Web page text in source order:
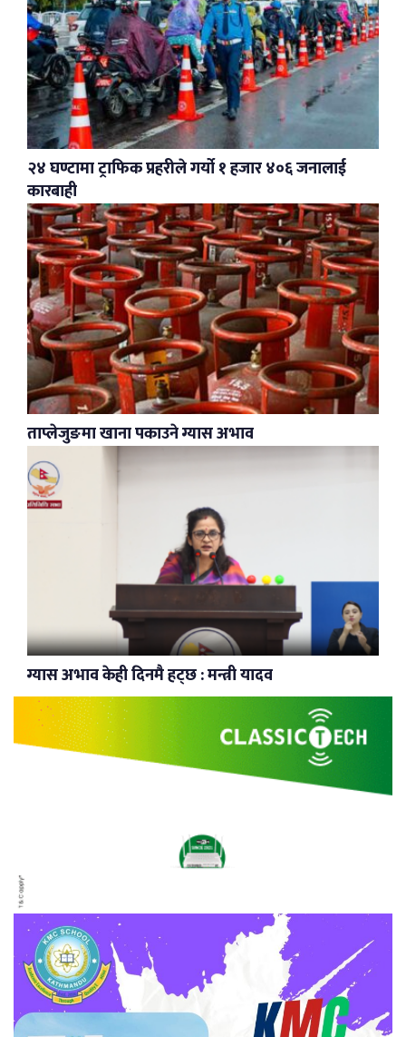
२४ घण्टामा ट्राफिक प्रहरीले गर्यो १ हजार ४०६ जनालाई
कारबाही
ताप्लेजुङमा खाना पकाउने ग्यास अभाव
ग्यास अभाव केही दिनमै हट्छ : मन्त्री यादव